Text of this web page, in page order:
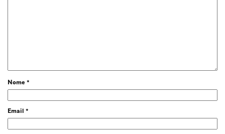
Nome*
Email *